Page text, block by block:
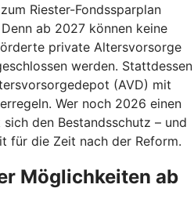
Riester-Fondssparplan
ab 2027 können keine
private Altersvorsorge
werden. Stattdessen
(AVD) mit
Wer noch 2026 einen
den Bestandsschutz – und
für die Zeit nach der Reform.
Möglichkeiten ab